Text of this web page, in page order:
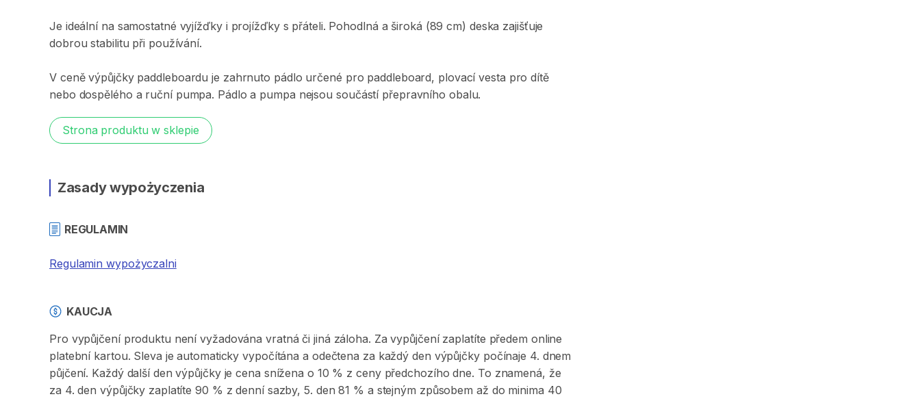
Je ideální na samostatné vyjížďky i projížďky s přáteli. Pohodlná a široká (89 cm) deska zajišťuje
dobrou stabilitu při používání.
V ceně výpůjčky paddleboardu je zahrnuto pádlo určené pro paddleboard​​​​​​​​​​​​​​​​​​,​ plovací vesta pro dítě
nebo dospělého a ruční pumpa. Pádlo a pumpa nejsou součástí přepravního obalu.
Strona produktu w sklepie
Zasady wypożyczenia
REGULAMIN
Regulamin wypożyczalni
KAUCJA
Pro vypůjčení produktu není vyžadována vratná či jiná záloha. Za vypůjčení zaplatíte předem online
platební kartou. Sleva je automaticky vypočítána a odečtena za každý den výpůjčky počínaje 4. dnem
půjčení. Každý další den výpůjčky je cena snížena o 10 % z ceny předchozího dne. To znamená, že
za 4. den výpůjčky zaplatíte 90 % z denní sazby, 5. den 81 % a stejným způsobem až do minima 40